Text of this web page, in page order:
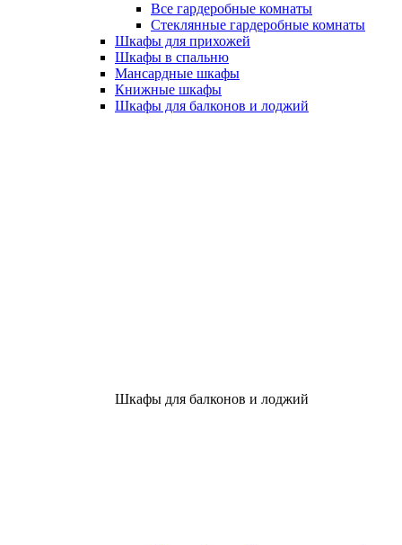
Все гардеробные комнаты
Стеклянные гардеробные комнаты
Шкафы для прихожей
Шкафы в спальню
Мансардные шкафы
Книжные шкафы
Шкафы для балконов и лоджий
Шкафы для балконов и лоджий